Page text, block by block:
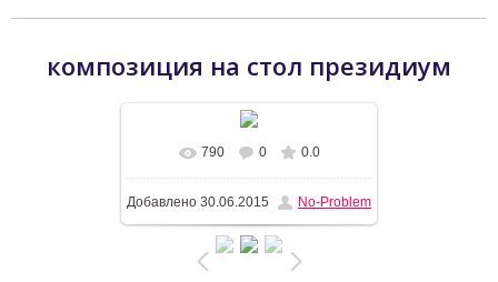
композиция на стол президиум
В реальном размере 1196x768
353.6Kb
790 0 0.0
Добавлено 30.06.2015 No-Problem